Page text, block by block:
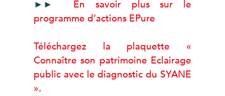
►► En savoir plus sur le
programme d’actions EPure
Téléchargez la plaquette «
Connaître son patrimoine Eclairage
public avec le diagnostic du SYANE
».